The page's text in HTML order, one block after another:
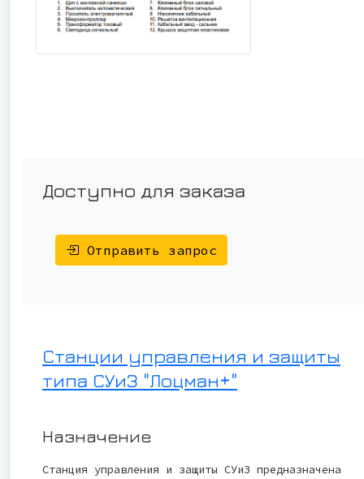
Доступно для заказа
Отправить запрос
Станции управления и защиты
типа СУиЗ "Лоцман+"
Назначение
Станция управления и защиты СУиЗ предназначена